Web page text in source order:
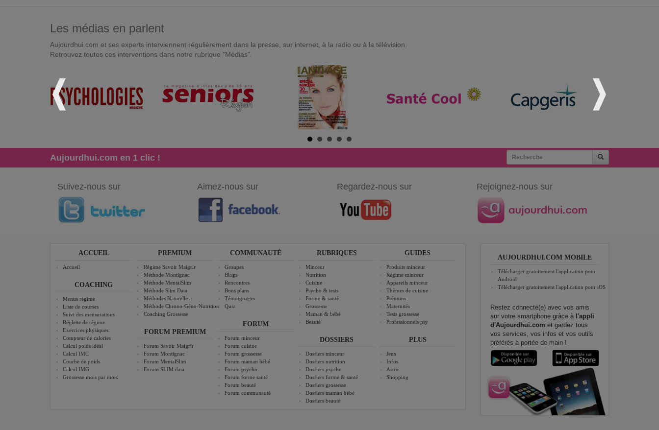
Les médias en parlent
Aujourdhui.com et ses experts interviennent régulièrement dans la presse, sur internet, à la radio ou à la télévision.
Retrouvez toutes ces interventions dans notre rubrique "Médias".
Aujourdhui.com en 1 clic !
Suivez-nous sur Aimez-nous sur Regardez-nous sur Rejoignez-nous sur
ACCUEIL
Accueil
COACHING
Menus régime
Liste de courses
Suivi des mensurations
Réglette de régime
Exercices physiques
Compteur de calories
Calcul poids idéal
Calcul IMC
Courbe de poids
Calcul IMG
Grossesse mois par mois
PREMIUM
Régime Savoir Maigrir
Méthode Montignac
Méthode MentalSlim
Méthode Slim Data
Méthodes Naturelles
Méthode Chrono-Géno-Nutrition
Coaching Grossesse
FORUM PREMIUM
Forum Savoir Maigrir
Forum Montignac
Forum MentalSlim
Forum SLIM data
COMMUNAUTÉ
Groupes
Blogs
Rencontres
Bons plans
Témoignages
Quiz
FORUM
Forum minceur
Forum cuisine
Forum grossesse
Forum maman bébé
Forum psycho
Forum forme santé
Forum beauté
Forum communauté
RUBRIQUES
Minceur
Nutrition
Cuisine
Psycho & tests
Forme & santé
Grossesse
Maman & bébé
Beauté
DOSSIERS
Dossiers minceur
Dossiers nutrition
Dossiers psycho
Dossiers forme & santé
Dossiers grossesse
Dossiers maman bébé
Dossiers beauté
GUIDES
Produits minceur
Régime minceur
Appareils minceur
Thèmes de cuisine
Prénoms
Maternités
Tests grossesse
Professionnels psy
PLUS
Jeux
Infos
Astro
Shopping
AUJOURDHUI.COM MOBILE
Télécharger gratuitement l'application pour
Android
Télécharger gratuitement l'application pour iOS
Restez connecté(e) avec vos amis
sur votre smartphone grâce à l'appli
d'Aujourdhui.com et gardez tous
vos services, vos infos et vos outils
préférés à portée de main !